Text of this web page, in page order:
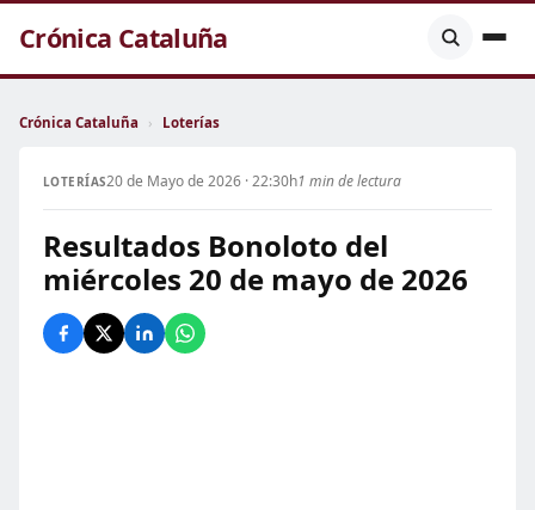
Crónica Cataluña
Crónica Cataluña › Loterías
LOTERÍAS20 de Mayo de 2026 · 22:30h1 min de lectura
Resultados Bonoloto del
miércoles 20 de mayo de 2026